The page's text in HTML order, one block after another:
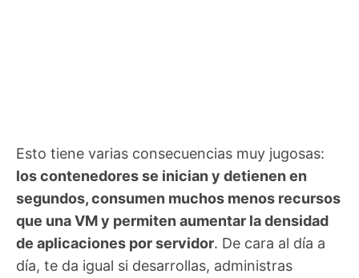
Esto tiene varias consecuencias muy jugosas:
los contenedores se inician y detienen en
segundos, consumen muchos menos recursos
que una VM y permiten aumentar la densidad
de aplicaciones por servidor. De cara al día a
día, te da igual si desarrollas, administras